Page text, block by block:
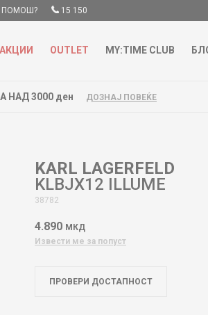
ПОМОШ? 15 150
АКЦИИ OUTLET MY:TIME CLUB
НАД 3000 ден ДОЗНАЈ ПОВЕЌЕ
KARL LAGERFELD
KLBJX12 ILLUME
38782
4.890 МКД
Извести ме за попуст
ПРОВЕРИ ДОСТАПНОСТ